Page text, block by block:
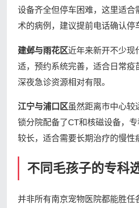
设备齐全但停车困难，这里适合
术的病例，建议提前电话确认停
建邺与雨花区近年来新开不少现
适，预约系统完善，适合日常疫
深夜急诊资源相对有限。
江宁与浦口区虽然距离市中心较
锁分院配备了CT和核磁设备，
较长，适合需要长期治疗的慢性
不同毛孩子的专科
并非所有南京宠物医院都能胜任